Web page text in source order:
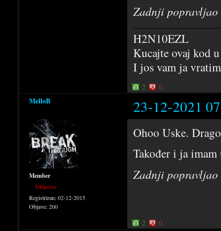
Zadnji popravljao
H2N10EZL
Kucajte ovaj kod
I jos vam ja
2 0
MelloB 23-12-2021
Member
Isključen
Registriran:02-12-2015
Objave:200
Ohoo Uske.
Također i ja
Zadnji
2 0